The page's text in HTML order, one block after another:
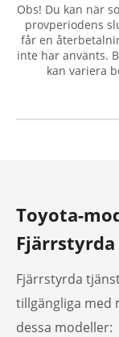
Obs! Du kan när
provperiodens
får en
inte har använts.
kan variera
Toyota-
Fjärrstyrda
tillgängliga med
dessa modeller: